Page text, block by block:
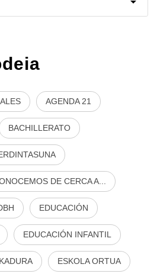
AGENDA 21
BACHILLERATO
DE CERCA A...
EDUCACIÓN
EDUCACIÓN INFANTIL
ESKOLA ORTUA